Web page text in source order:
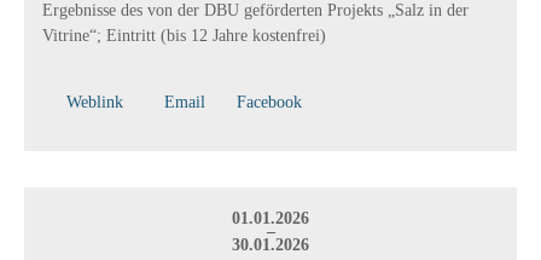
Ergebnisse des von der DBU geförderten Projekts „Salz in der
Vitrine“; Eintritt (bis 12 Jahre kostenfrei)
Weblink Email Facebook
01.01.2026
–
30.01.2026